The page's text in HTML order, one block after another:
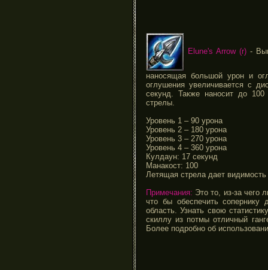
Elune's Arrow (r)-
наносящая большой урон и
оглушения увеличивается с
секунд. Также наносит до 100
стрелы.
Уровень 1 – 90 урона
Уровень 2 – 180 урона
Уровень 3 – 270 урона
Уровень 4 – 360 урона
Кулдаун: 17 секунд
Манакост: 100
Летящая стрела дает видимость
Примечания: Это то, из-за чего
что бы обеспечить
область. Узнать свою
скиллу из потмы отличный
Более подробно об